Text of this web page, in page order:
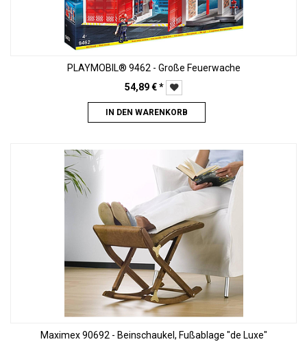
PLAYMOBIL® 9462 - Große Feuerwache
54,89€*
IN DEN WARENKORB
Maximex 90692 - Beinschaukel, Fußablage "de Luxe"